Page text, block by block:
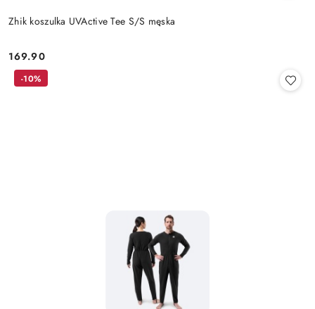
Zhik koszulka UVActive Tee S/S męska
Cena:
169.90
-10%